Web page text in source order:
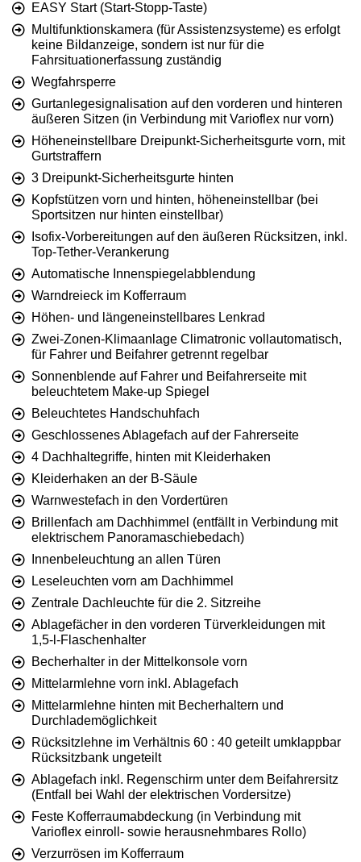
EASY Start (Start-Stopp-Taste)
Multifunktionskamera (für Assistenzsysteme) es erfolgt
keine Bildanzeige, sondern ist nur für die
Fahrsituationerfassung zuständig
Wegfahrsperre
Gurtanlegesignalisation auf den vorderen und hinteren
äußeren Sitzen (in Verbindung mit Varioflex nur vorn)
Höheneinstellbare Dreipunkt-Sicherheitsgurte vorn, mit
Gurtstraffern
3 Dreipunkt-Sicherheitsgurte hinten
Kopfstützen vorn und hinten, höheneinstellbar (bei
Sportsitzen nur hinten einstellbar)
Isofix-Vorbereitungen auf den äußeren Rücksitzen, inkl.
Top-Tether-Verankerung
Automatische Innenspiegelabblendung
Warndreieck im Kofferraum
Höhen- und längeneinstellbares Lenkrad
Zwei-Zonen-Klimaanlage Climatronic vollautomatisch,
für Fahrer und Beifahrer getrennt regelbar
Sonnenblende auf Fahrer und Beifahrerseite mit
beleuchtetem Make-up Spiegel
Beleuchtetes Handschuhfach
Geschlossenes Ablagefach auf der Fahrerseite
4 Dachhaltegriffe, hinten mit Kleiderhaken
Kleiderhaken an der B-Säule
Warnwestefach in den Vordertüren
Brillenfach am Dachhimmel (entfällt in Verbindung mit
elektrischem Panoramaschiebedach)
Innenbeleuchtung an allen Türen
Leseleuchten vorn am Dachhimmel
Zentrale Dachleuchte für die 2. Sitzreihe
Ablagefächer in den vorderen Türverkleidungen mit
1,5-l-Flaschenhalter
Becherhalter in der Mittelkonsole vorn
Mittelarmlehne vorn inkl. Ablagefach
Mittelarmlehne hinten mit Becherhaltern und
Durchlademöglichkeit
Rücksitzlehne im Verhältnis 60 : 40 geteilt umklappbar
Rücksitzbank ungeteilt
Ablagefach inkl. Regenschirm unter dem Beifahrersitz
(Entfall bei Wahl der elektrischen Vordersitze)
Feste Kofferraumabdeckung (in Verbindung mit
Varioflex einroll- sowie herausnehmbares Rollo)
Verzurrösen im Kofferraum